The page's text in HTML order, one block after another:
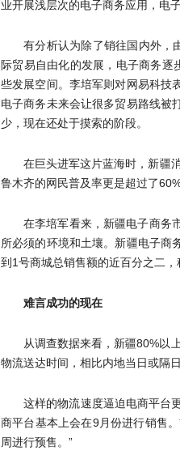
业开展浅层次的电子商务应用，电
有分析认为除了销往国内外，
际贸易自由化的发展，电子商务
些发展空间。李培军则对网易科技
电子商务未来会让很多贸易路线被
少，现在还处于摸索的阶段。
在巨头进军这片蓝海时，新疆
鲁木齐的网民普及率更是超过了
在李培军看来，新疆电子商务
所必须的环境和土壤。新疆电子商
到1号商城总销售额的近百分之二
难言成功的现在
从调查数据来看，新疆80%以
物流送达时间，相比内地当日或隔
这样的物流速度逼迫电商平台
商平台基本上会在9月份进行销售
周进行预售。”